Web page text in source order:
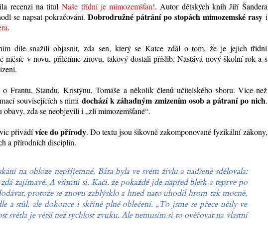
recenzi na titulNaše třídní je mimozemšťan!. Autor dětských knih Jiří Šandera
se napsat pokračování.Dobrodružné pátrání po stopách mimozemské rasy i
.
díle snažili objasnit, zda sen, který se Katce zdál o tom, že je jejich třídní
měsíc v novu, přiletíme znovu, takový dostali příslib. Nastává nový školní rok a s
o Frantu, Standu, Kristýnu, Tomáše a několik členů učitelského sboru. Více než
souvisejících s nimi dochází k záhadným zmizením osob a pátraní po nich.
zda se neobjevili i „zlí mimozemšťané“.
přivádívíce do přírody. Do textu jsou šikovně zakomponované fyzikální zákony,
a přírodních disciplín.
na obloze nepříjemné, Bára byla ve svém živlu a nadšeně sdělovala:
zajímavé. A všimni si, Kači, že pokaždé jde napřed blesk a teprve po
protože se znovu zablýsklo a hned nato uhodil hrom tak mocně,
a stůl, ale dokonce i skříně plné oblečení. „To jsme se přece učily ve
světla je větší než rychlost zvuku. Ale nemusím si to ověřovat na vlastní